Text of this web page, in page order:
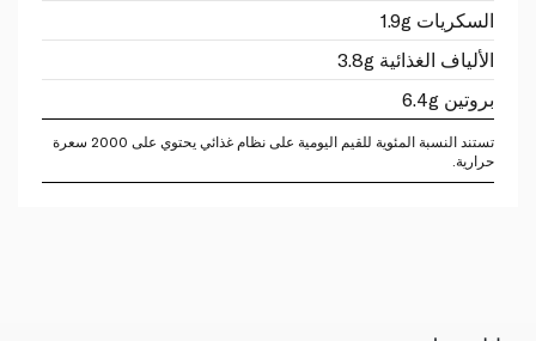
السكريات 1.9g
الألياف الغذائية 3.8g
بروتين 6.4g
تستند النسبة المئوية للقيم اليومية على نظام غذائي يحتوي على 2000 سعرة
حرارية.